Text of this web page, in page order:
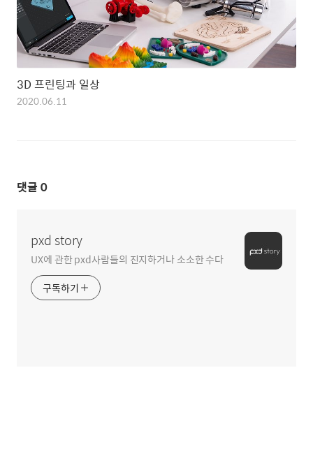
3D 프린팅과 일상
2020.06.11
댓글 0
pxd story
UX에 관한 pxd사람들의 진지하거나 소소한 수다
구독하기